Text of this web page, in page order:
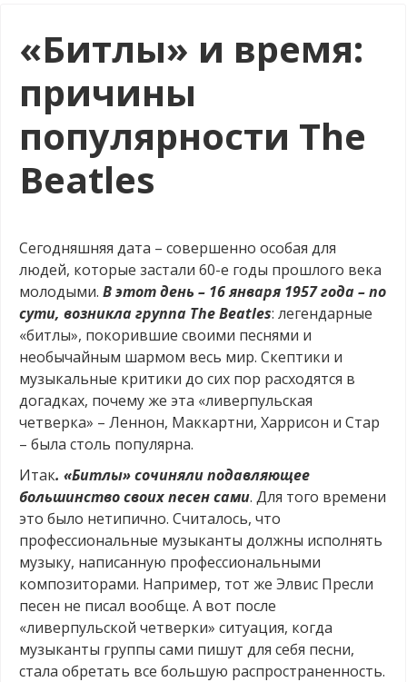
«Битлы» и время:
причины
популярности The
Beatles
Сегодняшняя дата – совершенно особая для
людей, которые застали 60-е годы прошлого века
молодыми. В этот день – 16 января 1957 года – по
сути, возникла группа TheBeatles: легендарные
«битлы», покорившие своими песнями и
необычайным шармом весь мир. Скептики и
музыкальные критики до сих пор расходятся в
догадках, почему же эта «ливерпульская
четверка» – Леннон, Маккартни, Харрисон и Стар
– была столь популярна.
Итак. «Битлы» сочиняли подавляющее
большинство своих песен сами. Для того времени
это было нетипично. Считалось, что
профессиональные музыканты должны исполнять
музыку, написанную профессиональными
композиторами. Например, тот же Элвис Пресли
песен не писал вообще. А вот после
«ливерпульской четверки» ситуация, когда
музыканты группы сами пишут для себя песни,
стала обретать все большую распространенность.